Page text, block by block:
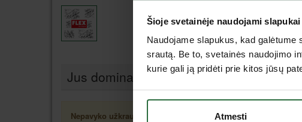
Šioje svetainėje naudojami slapukai
Naudojame slapukus, kad
srautą. Be to, svetainės naudojimo
kurie gali ją pridėti prie kitos jūsų
Atmesti
Jus dominančios panašios prekės
Nepavyko užkrauti prekių sąrašo.